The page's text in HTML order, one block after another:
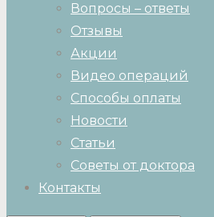
Вопросы – ответы
Отзывы
Акции
Видео операций
Способы оплаты
Новости
Статьи
Советы от доктора
Контакты